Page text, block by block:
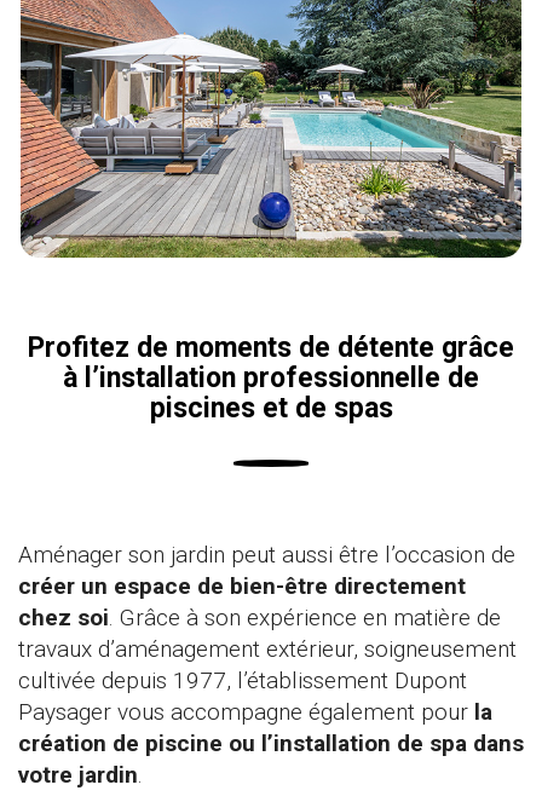
Profitez de moments de détente grâce
à l’installation professionnelle de
piscines et de spas
Aménager son jardin peut aussi être l’occasion de
créer un espace de bien-être directement
chez soi . Grâce à son expérience en matière de
travaux d’aménagement extérieur, soigneusement
cultivée depuis 1977, l’établissement Dupont
Paysager vous accompagne également pour la
création de piscine ou l’installation de spa dans
votre jardin